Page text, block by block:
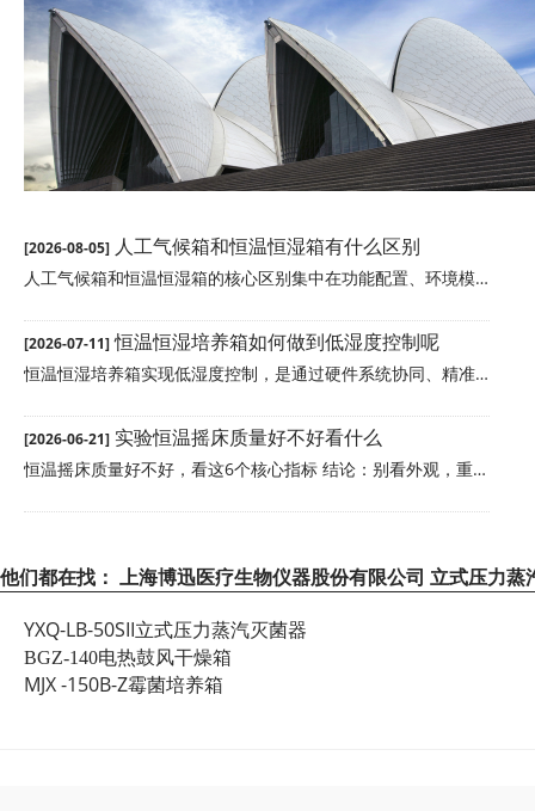
[2026-08-05] 人工气候箱和恒温恒湿箱有什么区别
人工气候箱和恒温恒湿箱的核心区别集中在功能配置、环境模拟能力和适用场景上，具体差异如下：
[2026-07-11] 恒温恒湿培养箱如何做到低湿度控制呢
恒温恒湿培养箱实现低湿度控制，是通过硬件系统协同、精准调控和操作优化共同完成的，具体实现方式如下：
[2026-06-21] 实验恒温摇床质量好不好看什么
恒温摇床质量好不好，看这6个核心指标 结论：别看外观，重点看温度均匀性、振荡精度、噪音、承载力、控温方式、控制系统稳定性这六项。前三项决定好不好用，后三项决定耐不耐用。
他们都在找： 上海博迅医疗生物仪器股份有限公司 立式压力蒸
YXQ-LB-50SII立式压力蒸汽灭菌器
BGZ-140电热鼓风干燥箱
MJX -150B-Z霉菌培养箱